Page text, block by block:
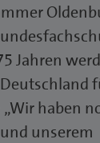
Jahren
haben
unserem